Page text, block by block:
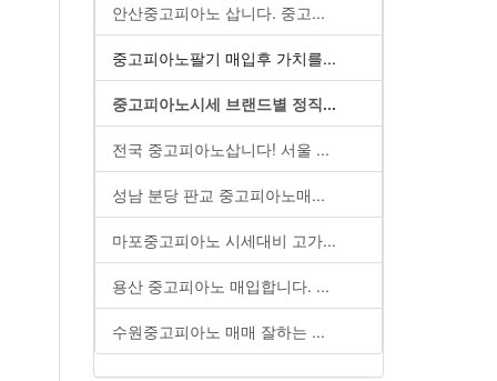
안산중고피아노 삽니다. 중고...
중고피아노팔기 매입후 가치를...
중고피아노시세 브랜드별 정직...
전국 중고피아노삽니다! 서울 ...
성남 분당 판교 중고피아노매...
마포중고피아노 시세대비 고가...
용산 중고피아노 매입합니다. ...
수원중고피아노 매매 잘하는 ...